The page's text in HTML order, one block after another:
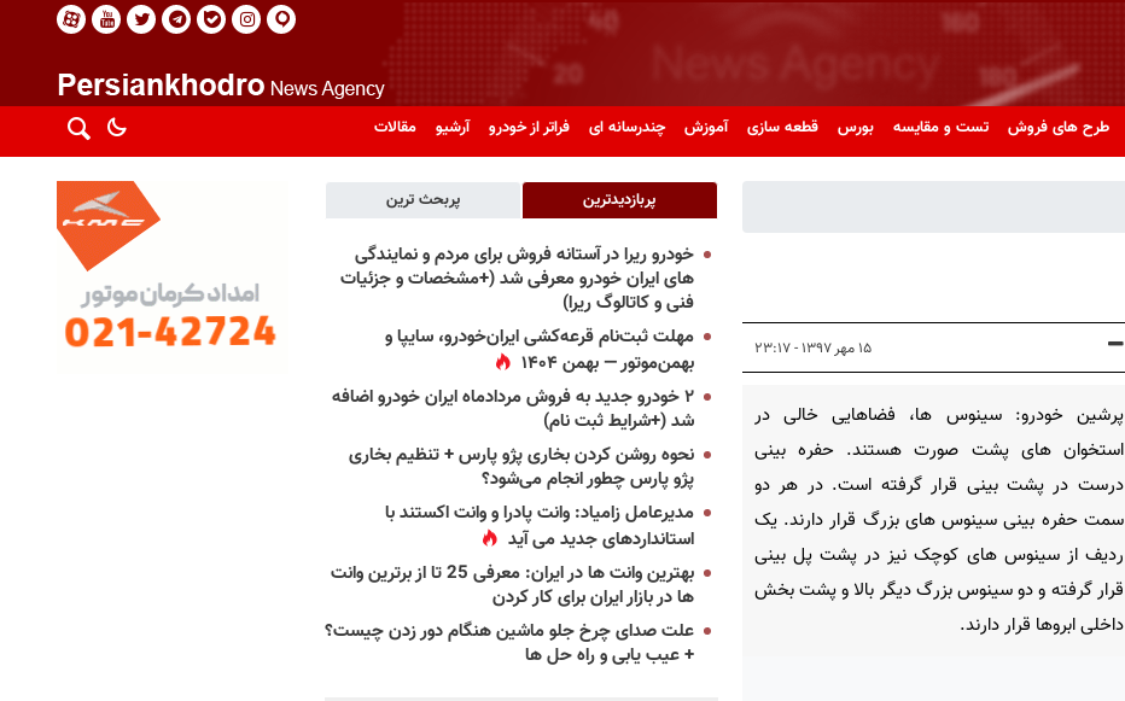
طرح های فروش تست و مقایسه بورس قطعه سازی آموزش چندرسانه ای فراتر از خودرو آرشیو مقالات
۱۵ مهر ۱۳۹۷ - ۲۳:۱۷
پرشین خودرو: سینوس ها، فضاهایی خالی در
استخوان های پشت صورت هستند. حفره بینی
درست در پشت بینی قرار گرفته است. در هر دو
سمت حفره بینی سینوس های بزرگ قرار دارند. یک
ردیف از سینوس های کوچک نیز در پشت پل بینی
قرار گرفته و دو سینوس بزرگ دیگر بالا و پشت بخش
داخلی ابروها قرار دارند.
پربازدیدترین پربحث ترین
خودرو ریرا در آستانه فروش برای مردم و نمایندگی
های ایران خودرو معرفی شد (+مشخصات و جزئیات
فنی و کاتالوگ ریرا)
مهلت ثبت‌نام قرعه‌کشی ایران‌خودرو، سایپا و
بهمن‌موتور — بهمن ۱۴۰۴
۲ خودرو جدید به فروش مردادماه ایران خودرو اضافه
شد (+شرایط ثبت نام)
نحوه روشن کردن بخاری پژو پارس + تنظیم بخاری
پژو پارس چطور انجام می‌شود؟
مدیرعامل زامیاد: وانت پادرا و وانت اکستند با
استانداردهای جدید می آید
بهترین وانت ها در ایران: معرفی 25 تا از برترین وانت
ها در بازار ایران برای کار کردن
علت صدای چرخ جلو ماشین هنگام دور زدن چیست؟
+ عیب یابی و راه حل ها